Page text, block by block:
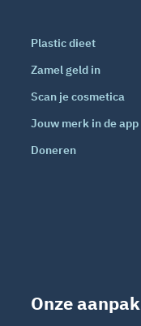
Plastic dieet
Zamel geld in
Scan je cosmetica
Jouw merk in de app
Doneren
Onze aanpak